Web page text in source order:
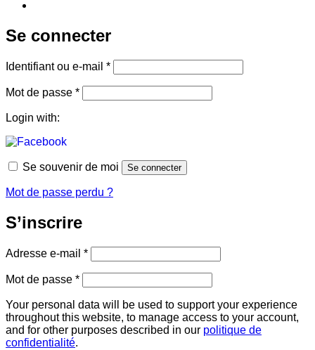
Se connecter
Identifiant ou e-mail *Obligatoire
Mot de passe *Obligatoire
Login with:
Se souvenir de moi Se connecter
Mot de passe perdu ?
S’inscrire
Adresse e-mail *Obligatoire
Mot de passe *Obligatoire
Your personal data will be used to support your experience
throughout this website, to manage access to your account,
and for other purposes described in our politique de
confidentialité.